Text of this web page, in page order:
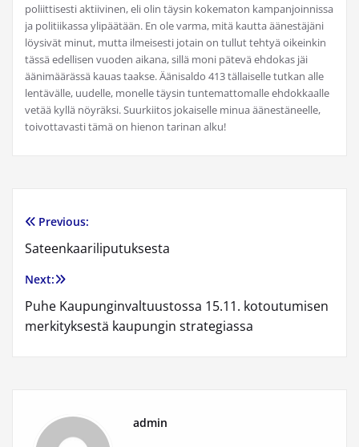
poliittisesti aktiivinen, eli olin täysin kokematon kampanjoinnissa
ja politiikassa ylipäätään. En ole varma, mitä kautta äänestäjäni
löysivät minut, mutta ilmeisesti jotain on tullut tehtyä oikeinkin
tässä edellisen vuoden aikana, sillä moni pätevä ehdokas jäi
äänimäärässä kauas taakse. Äänisaldo 413 tällaiselle tutkan alle
lentävälle, uudelle, monelle täysin tuntemattomalle ehdokkaalle
vetää kyllä nöyräksi. Suurkiitos jokaiselle minua äänestäneelle,
toivottavasti tämä on hienon tarinan alku!
Artikkelien
selaus
Previous:
Sateenkaariliputuksesta
Next:
Puhe Kaupunginvaltuustossa 15.11. kotoutumisen
merkityksestä kaupungin strategiassa
admin